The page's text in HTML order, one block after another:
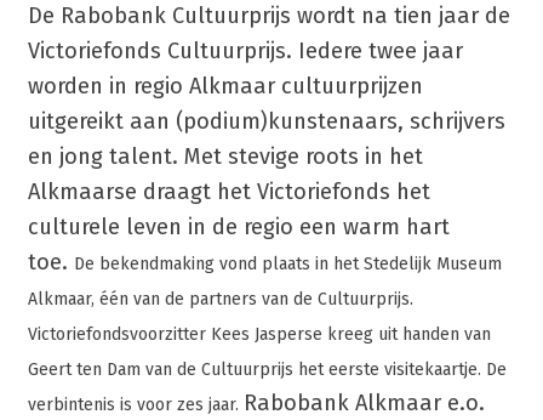
De Rabobank Cultuurprijs wordt na tien jaar de
Victoriefonds Cultuurprijs. Iedere twee jaar
worden in regio Alkmaar cultuurprijzen
uitgereikt aan (podium)kunstenaars, schrijvers
en jong talent. Met stevige roots in het
Alkmaarse draagt het Victoriefonds het
culturele leven in de regio een warm hart
toe. De bekendmaking vond plaats in het Stedelijk Museum
Alkmaar, één van de partners van de Cultuurprijs.
Victoriefondsvoorzitter Kees Jasperse kreeg uit handen van
Geert ten Dam van de Cultuurprijs het eerste visitekaartje. De
verbintenis is voor zes jaar. Rabobank Alkmaar e.o.